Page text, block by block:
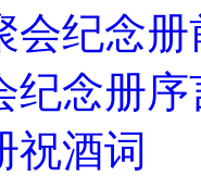
会纪念册
纪念册序
祝酒词